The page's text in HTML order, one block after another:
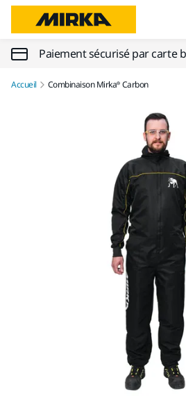
Paiement sécurisé par carte
Accueil Combinaison Mirka® Carbon